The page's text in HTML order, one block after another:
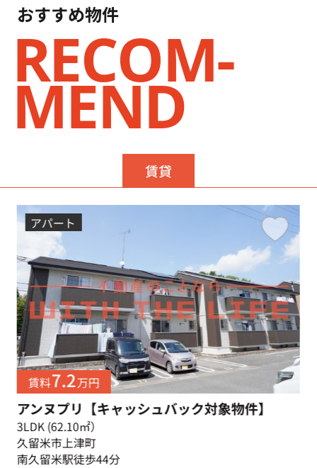
おすすめ物件
RECOM-
MEND
賃貸
アパート
賃料7.2万円
アンヌプリ【キャッシュバック対象物件】
3LDK (62.10㎡）
久留米市上津町
南久留米駅徒歩44分